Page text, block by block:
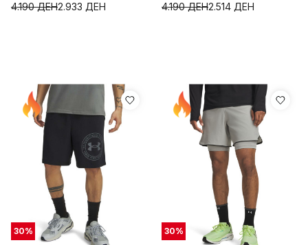
2.933 ДЕН
4.190ДЕН 2.514 ДЕН
4.190ДЕН
30% 30%